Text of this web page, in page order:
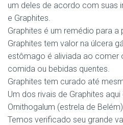
um deles de acordo com suas
e Graphites.
Graphites é um remédio para a
Graphites tem valor na úlcera
estômago é aliviada ao comer
comida ou bebidas quentes.
Graphites tem curado até
Um dos rivais de Graphites
Ornithogalum (estrela de
Temos verificado seu grande